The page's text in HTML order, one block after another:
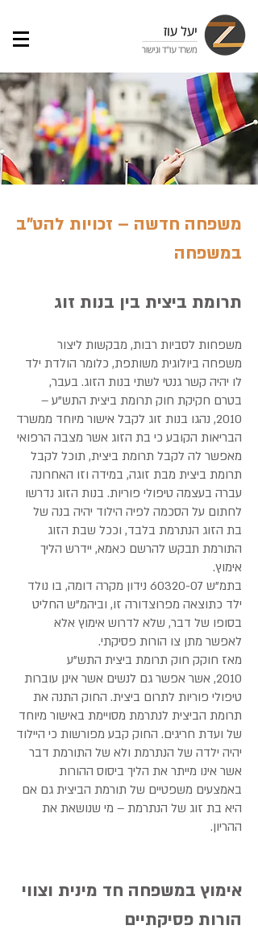
משפחה חדשה – זכויות להט"ב
במשפחה
תרומת ביצית בין בנות זוג
משפחות לסביות רבות, מבקשות ליצור
משפחה ביולוגית משותפת, כלומר הולדת ילד
לו יהיה קשר גנטי לשתי בנות הזוג. בעבר,
בטרם חקיקת חוק תרומת ביצית התש"ע –
2010, נהגו בנות זוג לקבל אישור מיוחד ממשרד
הבריאות הקובע כי בת הזוג אשר מצבה הרפואי
מאפשר לה לקבל תרומת ביצית, תוכל לקבל
תרומת ביצית מבת זוגה, במידה וזו האחרונה
עברה בעצמה טיפולי פוריות. בנות הזוג נדרשו
לחתום על הסכמה לפיה הילוד יהיה בנה של
בת הזוג הנתרמת בלבד, וככל שבת הזוג
התורמת תבקש להרשם כאמא, יידרש הליך
אימוץ.
בתמ"ש 60320-07 נידון מקרה דומה, בו נולד
ילד כתוצאה מפרוצדורה זו, וביהמ"ש החליט
בסופו של דבר, שלא לדרוש אימוץ אלא
לאפשר מתן צו הורות פסיקתי.
מאז חוקק חוק תרומת ביצית התש"ע
2010, אשר אפשר גם לנשים אשר אינן עוברות
טיפולי פוריות לתרום ביצית. החוק התנה את
תרומת הביצית לנתרמת מסויימת באישור מיוחד
של ועדת חריגים. החוק קבע מפורשות כי היילוד
יהיה ילדה של הנתרמת ולא של התורמת דבר
אשר אינו מייתר את הליך ביסוס ההורות
באמצעים משפטיים של תורמת הביצית גם אם
היא בת זוג של הנתרמת – מי שנושאת את
ההריון.
אימוץ במשפחה חד מינית וצווי
הורות פסיקתיים